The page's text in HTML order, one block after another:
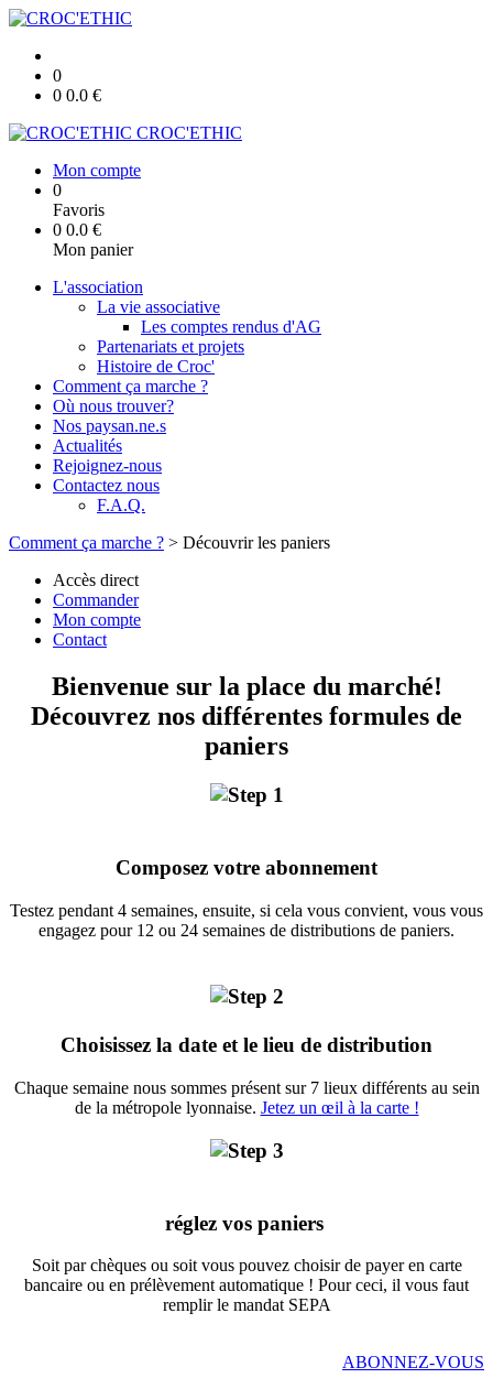
0
0 0.0 €
CROC'ETHIC
Mon compte
0
Favoris
0 0.0 €
Mon panier
L'association
La vie associative
Les comptes rendus d'AG
Partenariats et projets
Histoire de Croc'
Comment ça marche ?
Où nous trouver?
Nos paysan.ne.s
Actualités
Rejoignez-nous
Contactez nous
F.A.Q.
Comment ça marche ? > Découvrir les paniers
Accès direct
Commander
Mon compte
Contact
Bienvenue sur la place du marché!
Découvrez nos différentes formules de
paniers
Composez votre abonnement
Testez pendant 4 semaines, ensuite, si cela vous convient, vous vous
engagez pour 12 ou 24 semaines de distributions de paniers.
Choisissez la date et le lieu de distribution
Chaque semaine nous sommes présent sur 7 lieux différents au sein
de la métropole lyonnaise. Jetez un œil à la carte !
réglez vos paniers
Soit par chèques ou soit vous pouvez choisir de payer en carte
bancaire ou en prélèvement automatique ! Pour ceci, il vous faut
remplir le mandat SEPA
ABONNEZ-VOUS